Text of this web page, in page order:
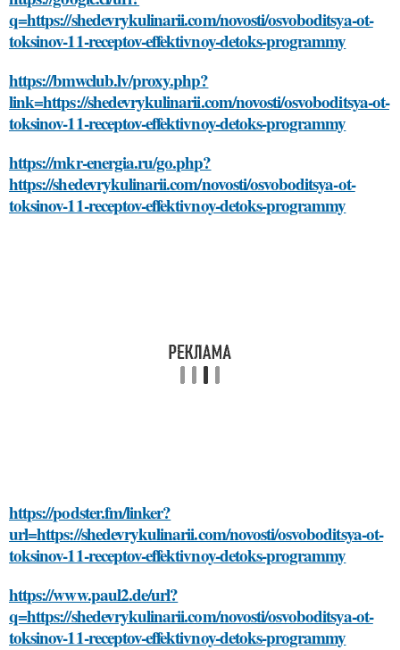
q=https://shedevrykulinarii.com/novosti/osvoboditsya-ot-
toksinov-11-receptov-effektivnoy-detoks-programmy
https://bmwclub.lv/proxy.php?
link=https://shedevrykulinarii.com/novosti/osvoboditsya-ot-
toksinov-11-receptov-effektivnoy-detoks-programmy
https://mkr-energia.ru/go.php?
https://shedevrykulinarii.com/novosti/osvoboditsya-ot-
toksinov-11-receptov-effektivnoy-detoks-programmy
https://podster.fm/linker?
url=https://shedevrykulinarii.com/novosti/osvoboditsya-ot-
toksinov-11-receptov-effektivnoy-detoks-programmy
https://www.paul2.de/url?
q=https://shedevrykulinarii.com/novosti/osvoboditsya-ot-
toksinov-11-receptov-effektivnoy-detoks-programmy